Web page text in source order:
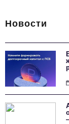
Новости